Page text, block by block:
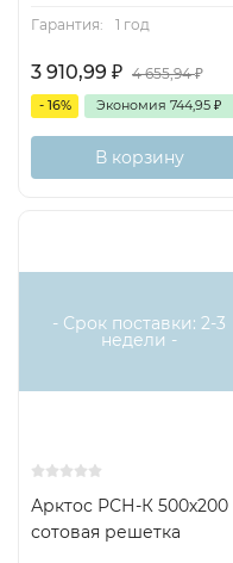
Гарантия:
1 год
3 910,99 ₽ 4 655,94₽
- 16% Экономия 744,95 ₽
В корзину
- Срок поставки: 2-3
недели -
Арктос РСН-К 500х200
сотовая решетка